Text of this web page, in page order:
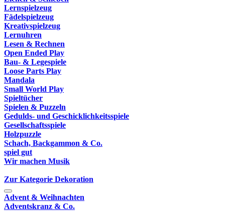
Lernspielzeug
Fädelspielzeug
Kreativspielzeug
Lernuhren
Lesen & Rechnen
Open Ended Play
Bau- & Legespiele
Loose Parts Play
Mandala
Small World Play
Spieltücher
Spielen & Puzzeln
Gedulds- und Geschicklichkeitsspiele
Gesellschaftsspiele
Holzpuzzle
Schach, Backgammon & Co.
spiel gut
Wir machen Musik
Zur Kategorie Dekoration
Advent & Weihnachten
Adventskranz & Co.